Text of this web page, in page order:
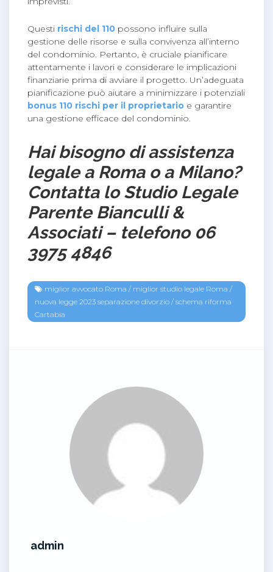
Questi rischi del 110 possono influire sulla
gestione delle risorse e sulla convivenza all’interno
del condominio. Pertanto, è cruciale pianificare
attentamente i lavori e considerare le implicazioni
finanziarie prima di avviare il progetto. Un’adeguata
pianificazione può aiutare a minimizzare i potenziali
bonus 110 rischi per il proprietario e garantire
una gestione efficace del condominio.
Hai bisogno di assistenza
legale a Roma o a Milano?
Contatta lo Studio Legale
Parente Bianculli &
Associati – telefono 06
3975 4846
miglior avvocato Roma / miglior studio legale Roma /
nuova legge 2023 separazione divorzio / schema riforma
Cartabia
admin